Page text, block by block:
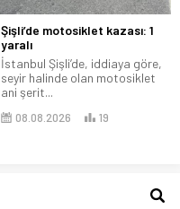
Şişli’de motosiklet kazası: 1
yaralı
İstanbul Şişli’de, iddiaya göre,
seyir halinde olan motosiklet
ani şerit...
08.08.2026 19